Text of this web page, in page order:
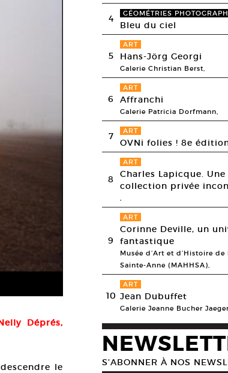
Déprés,
le
4 GÉOMÉTRIES
Bleu du ciel
5
ART
Hans-Jörg Georgi
Galerie Christian Berst,
6
ART
Affranchi
Galerie Patricia Dorfmann,
7 ART
OVNi folies ! 8e
8
ART
Charles Lapicque. Une
collection privée
,
9
ART
Corinne Deville, un
fantastique
Musée d’Art et d’Histoire de
Sainte-Anne (MAHHSA),
10
ART
Jean Dubuffet
Galerie Jeanne Bucher
S’ABONNER À NOS